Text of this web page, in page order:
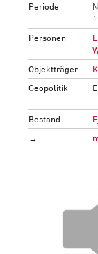
Periode
Personen
Objektträger
Geopolitik
Bestand
→